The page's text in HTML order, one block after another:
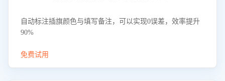
自动标注插旗颜色与填写备注，可以实现0误差，效率提升
90%
免费试用